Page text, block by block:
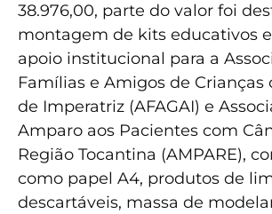
38.976,00, parte do valor foi
montagem de kits educativos
apoio institucional para a
Famílias e Amigos de
de Imperatriz (AFAGAI) e
Amparo aos Pacientes com
Região Tocantina (AMPARE),
como papel A4, produtos de
descartáveis, massa de